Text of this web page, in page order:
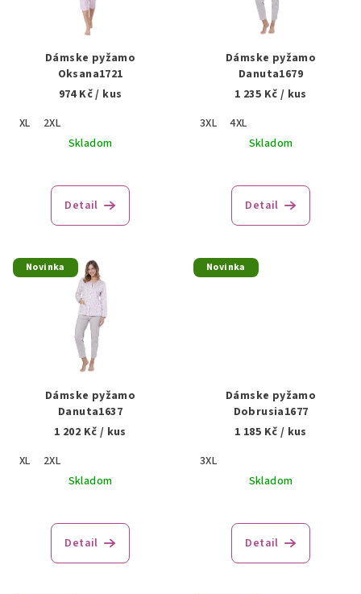
Dámske pyžamo
Oksana1721
974 Kč/ kus
XL
2XL
Skladom
Detail
Dámske pyžamo
Danuta1679
1 235 Kč / kus
3XL
4XL
Skladom
Detail
Novinka
Dámske pyžamo
Danuta1637
1 202 Kč / kus
XL
2XL
Skladom
Detail
Novinka
Dámske pyžamo
Dobrusia1677
1 185 Kč / kus
3XL
Skladom
Detail